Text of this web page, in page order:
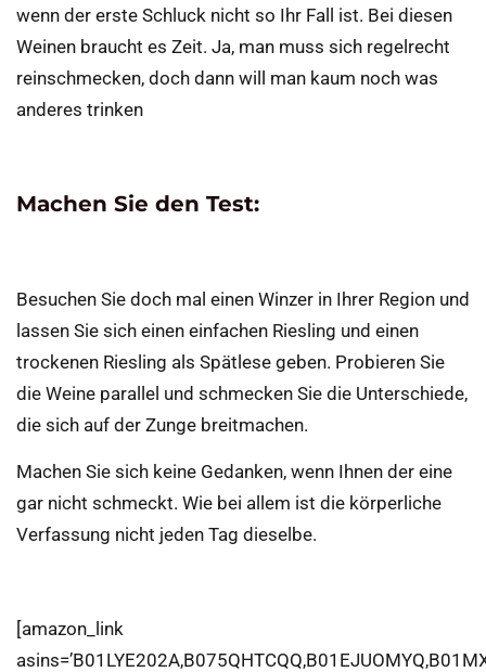
wenn der erste Schluck nicht so Ihr Fall ist. Bei diesen
Weinen braucht es Zeit. Ja, man muss sich regelrecht
reinschmecken, doch dann will man kaum noch was
anderes trinken
Machen Sie den Test:
Besuchen Sie doch mal einen Winzer in Ihrer Region und
lassen Sie sich einen einfachen Riesling und einen
trockenen Riesling als Spätlese geben. Probieren Sie
die Weine parallel und schmecken Sie die Unterschiede,
die sich auf der Zunge breitmachen.
Machen Sie sich keine Gedanken, wenn Ihnen der eine
gar nicht schmeckt. Wie bei allem ist die körperliche
Verfassung nicht jeden Tag dieselbe.
[amazon_link